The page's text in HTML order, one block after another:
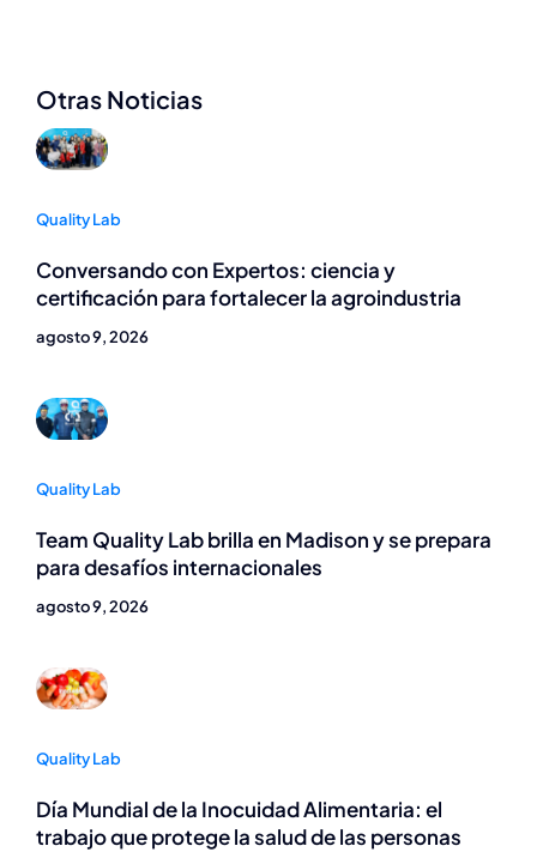
Otras Noticias
Quality Lab
Conversando con Expertos: ciencia y
certificación para fortalecer la agroindustria
agosto 9, 2026
Quality Lab
Team Quality Lab brilla en Madison y se prepara
para desafíos internacionales
agosto 9, 2026
Quality Lab
Día Mundial de la Inocuidad Alimentaria: el
trabajo que protege la salud de las personas